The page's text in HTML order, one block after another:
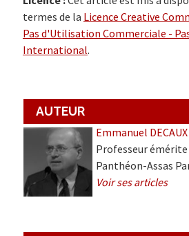
termes de la Licence Creative
Pas d'Utilisation Commerciale -
International.
AUTEUR
Emmanuel DECAUX
Professeur émérite
Panthéon-Assas
Voir ses articles